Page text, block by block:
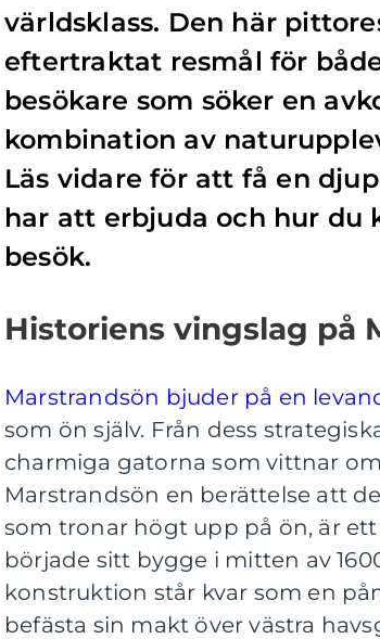
världsklass. Den här
eftertraktat resmål för
besökare som söker en
kombination av
Läs vidare för att få en
har att erbjuda och hur du
besök.
Historiens vingslag på
Marstrandsön bjuder på en
som ön själv. Från dess
charmiga gatorna som vittnar
Marstrandsön en berättelse att
som tronar högt upp på ön, är
började sitt bygge i mitten av
konstruktion står kvar som en
befästa sin makt över västra